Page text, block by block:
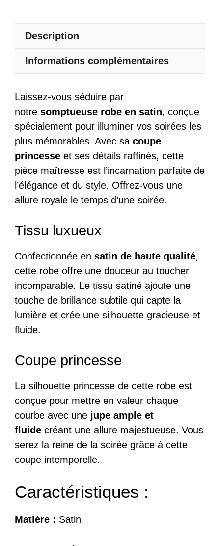
Description
Informations complémentaires
Laissez-vous séduire par
notre somptueuse robe en satin, conçue
spécialement pour illuminer vos soirées les
plus mémorables. Avec sa coupe
princesse et ses détails raffinés, cette
pièce maîtresse est l’incarnation parfaite de
l’élégance et du style. Offrez-vous une
allure royale le temps d’une soirée.
Tissu luxueux
Confectionnée en satin de haute qualité,
cette robe offre une douceur au toucher
incomparable. Le tissu satiné ajoute une
touche de brillance subtile qui capte la
lumière et crée une silhouette gracieuse et
fluide.
Coupe princesse
La silhouette princesse de cette robe est
conçue pour mettre en valeur chaque
courbe avec une jupe ample et
fluide créant une allure majestueuse. Vous
serez la reine de la soirée grâce à cette
coupe intemporelle.
Caractéristiques :
Matière : Satin